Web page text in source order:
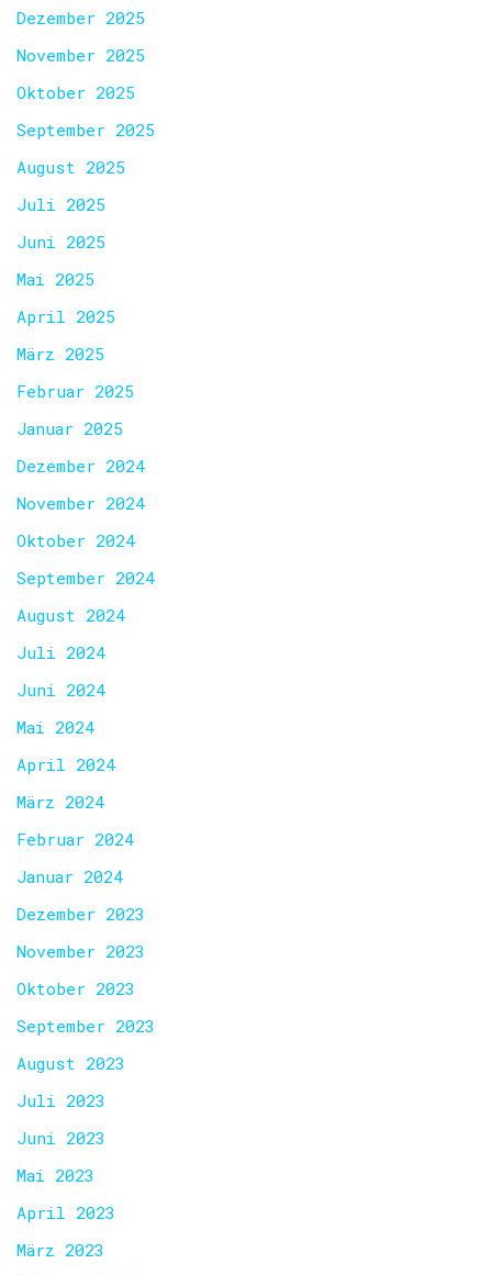
Dezember 2025
November 2025
Oktober 2025
September 2025
August 2025
Juli 2025
Juni 2025
Mai 2025
April 2025
März 2025
Februar 2025
Januar 2025
Dezember 2024
November 2024
Oktober 2024
September 2024
August 2024
Juli 2024
Juni 2024
Mai 2024
April 2024
März 2024
Februar 2024
Januar 2024
Dezember 2023
November 2023
Oktober 2023
September 2023
August 2023
Juli 2023
Juni 2023
Mai 2023
April 2023
März 2023